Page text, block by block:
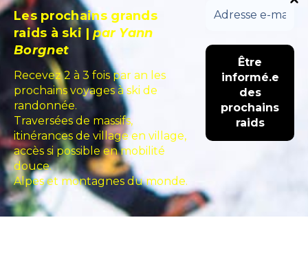
Les prochains grands
raids à ski |par Yann
Borgnet
Recevez 2 à 3 fois par an les
prochains voyages à ski de
randonnée.
Traversées de massifs,
itinérances de village en village,
accès si possible en mobilité
douce.
Alpes et montagnes du monde.